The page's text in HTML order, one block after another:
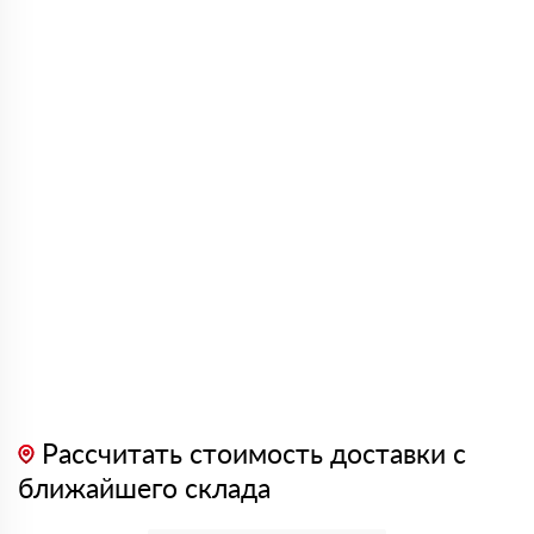
Рассчитать стоимость доставки с
ближайшего склада